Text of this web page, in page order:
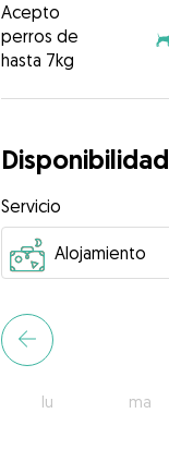
Acepto
perros de
hasta 7kg
Disponibilidad
Servicio
lu ma